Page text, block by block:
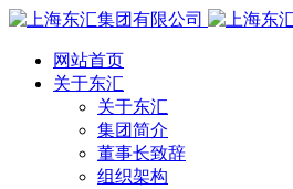
网站首页
关于东汇
关于东汇
集团简介
董事长致辞
组织架构